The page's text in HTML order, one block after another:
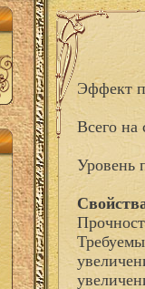
Эффект
Всего на
Уровень